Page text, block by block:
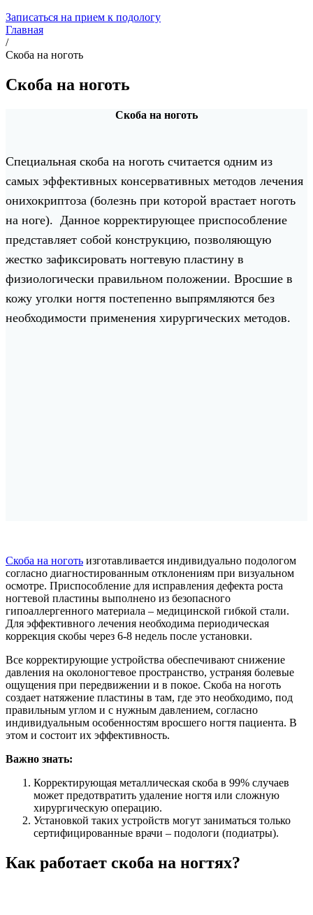
Записаться на прием к подологу
Главная
/
Скоба на ноготь
Скоба на ноготь
Скоба на ноготь
Специальная скоба на ноготь считается одним из
самых эффективных консервативных методов лечения
онихокриптоза (болезнь при которой врастает ноготь
на ноге). Данное корректирующее приспособление
представляет собой конструкцию, позволяющую
жестко зафиксировать ногтевую пластину в
физиологически правильном положении. Вросшие в
кожу уголки ногтя постепенно выпрямляются без
необходимости применения хирургических методов.
Скоба на ноготь изготавливается индивидуально подологом
согласно диагностированным отклонениям при визуальном
осмотре. Приспособление для исправления дефекта роста
ногтевой пластины выполнено из безопасного
гипоаллергенного материала – медицинской гибкой стали.
Для эффективного лечения необходима периодическая
коррекция скобы через 6-8 недель после установки.
Все корректирующие устройства обеспечивают снижение
давления на околоногтевое пространство, устраняя болевые
ощущения при передвижении и в покое. Скоба на ноготь
создает натяжение пластины в там, где это необходимо, под
правильным углом и с нужным давлением, согласно
индивидуальным особенностям вросшего ногтя пациента. В
этом и состоит их эффективность.
Важно знать:
Корректирующая металлическая скоба в 99% случаев
может предотвратить удаление ногтя или сложную
хирургическую операцию.
Установкой таких устройств могут заниматься только
сертифицированные врачи – подологи (подиатры).
Как работает скоба на ногтях?